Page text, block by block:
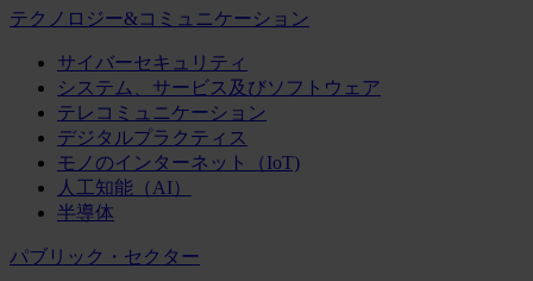
テクノロジー&コミュニケーション
サイバーセキュリティ
システム、サービス及びソフトウェア
テレコミュニケーション
デジタルプラクティス
モノのインターネット（IoT)
人工知能（AI）
半導体
パブリック・セクター